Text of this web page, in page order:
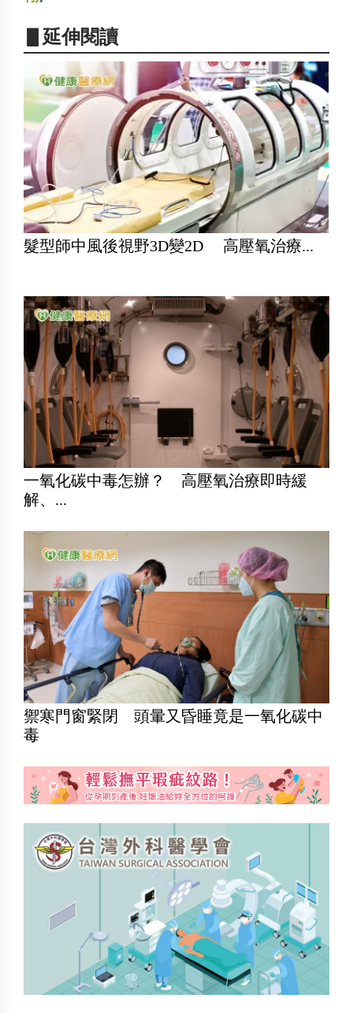
▋延伸閱讀
髮型師中風後視野3D變2D 高壓氧治療...
一氧化碳中毒怎辦？ 高壓氧治療即時緩
解、...
禦寒門窗緊閉 頭暈又昏睡竟是一氧化碳中
毒